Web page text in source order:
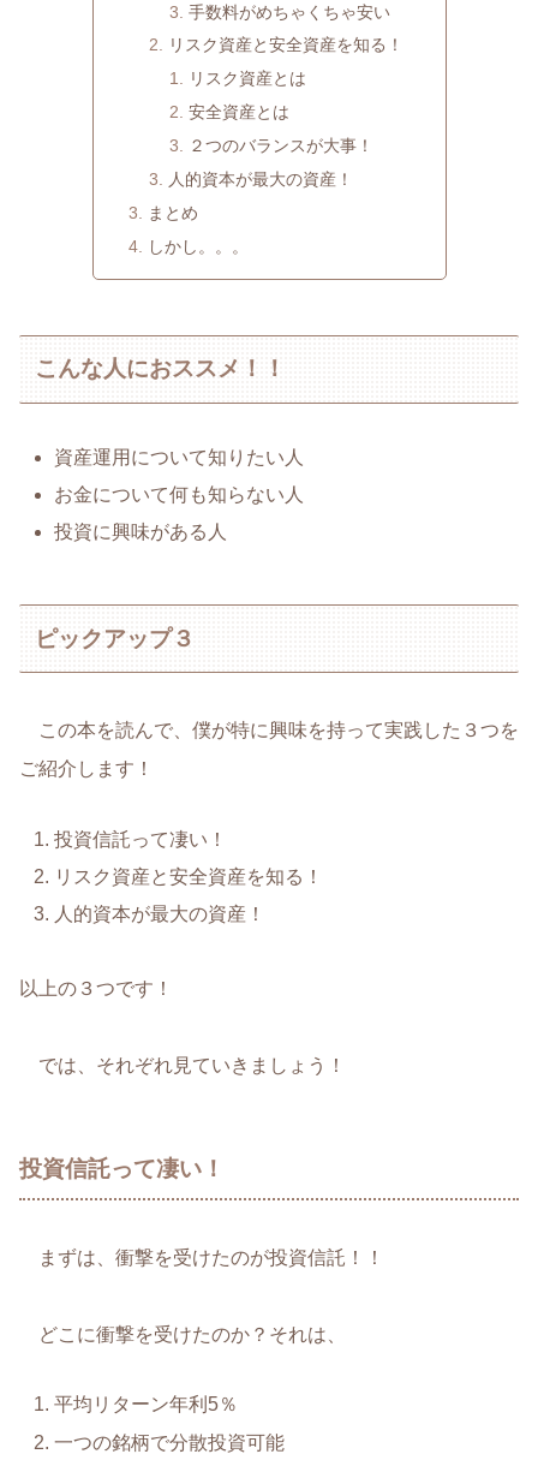
手数料がめちゃくちゃ安い
リスク資産と安全資産を知る！
リスク資産とは
安全資産とは
２つのバランスが大事！
人的資本が最大の資産！
まとめ
しかし。。。
こんな人におススメ！！
資産運用について知りたい人
お金について何も知らない人
投資に興味がある人
ピックアップ３
この本を読んで、僕が特に興味を持って実践した３つを
ご紹介します！
投資信託って凄い！
リスク資産と安全資産を知る！
人的資本が最大の資産！
以上の３つです！
では、それぞれ見ていきましょう！
投資信託って凄い！
まずは、衝撃を受けたのが投資信託！！
どこに衝撃を受けたのか？それは、
平均リターン年利5％
一つの銘柄で分散投資可能